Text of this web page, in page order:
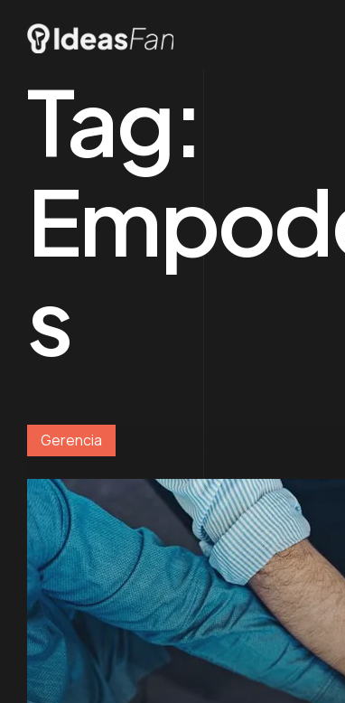
Tag:
s
Gerencia